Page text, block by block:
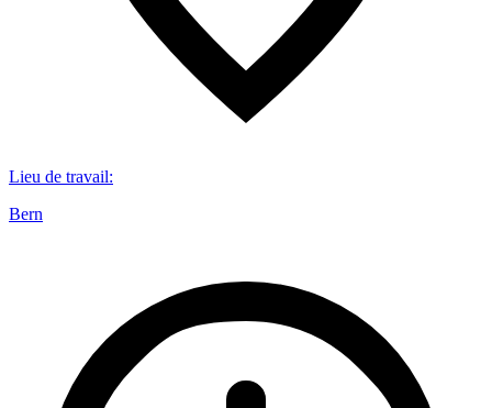
Lieu de travail:
Bern